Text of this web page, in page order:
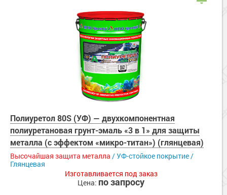
Полиуретол 80S (УФ) — двухкомпонентная
полиуретановая грунт-эмаль «3 в 1» для защиты
металла (с эффектом «микро-титан») (глянцевая)
Высочайшая защита металла / УФ-стойкое покрытие /
Глянцевая
Изготавливается под заказ
Цена: по запросу